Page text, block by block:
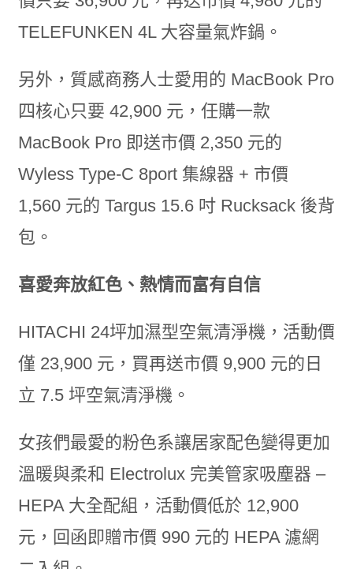
TELEFUNKEN 4L 大容量氣炸鍋。
另外，質感商務人士愛用的 MacBook Pro
四核心只要 42,900 元，任購一款
MacBook Pro 即送市價 2,350 元的
Wyless Type-C 8port 集線器 + 市價
1,560 元的 Targus 15.6 吋 Rucksack 後背
包。
喜愛奔放紅色、熱情而富有自信
HITACHI 24坪加濕型空氣清淨機，活動價
僅 23,900 元，買再送市價 9,900 元的日
立 7.5 坪空氣清淨機。
女孩們最愛的粉色系讓居家配色變得更加
溫暖與柔和 Electrolux 完美管家吸塵器 –
HEPA 大全配組，活動價低於 12,900
元，回函即贈市價 990 元的 HEPA 濾網